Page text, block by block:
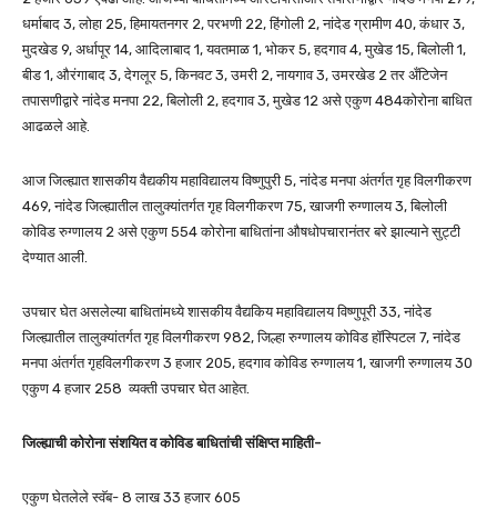
धर्माबाद 3, लोहा 25, हिमायतनगर 2, परभणी 22, हिंगोली 2, नांदेड ग्रामीण 40, कंधार 3,
मुदखेड 9, अर्धापूर 14, आदिलाबाद 1, यवतमाळ 1, भोकर 5, हदगाव 4, मुखेड 15, बिलोली 1,
बीड 1, औरंगाबाद 3, देगलूर 5, किनवट 3, उमरी 2, नायगाव 3, उमरखेड 2 तर अँटिजेन
तपासणीद्वारे नांदेड मनपा 22, बिलोली 2, हदगाव 3, मुखेड 12 असे एकुण 484कोरोना बाधित
आढळले आहे.
आज जिल्ह्यात शासकीय वैद्यकीय महाविद्यालय विष्णुपुरी 5, नांदेड मनपा अंतर्गत गृह विलगीकरण
469, नांदेड जिल्ह्यातील तालुक्यांतर्गत गृह विलगीकरण 75, खाजगी रुग्णालय 3, बिलोली
कोविड रुग्णालय 2 असे एकुण 554 कोरोना बाधितांना औषधोपचारानंतर बरे झाल्याने सुट्टी
देण्यात आली.
उपचार घेत असलेल्या बाधितांमध्ये शासकीय वैद्यकिय महाविद्यालय विष्णुपूरी 33, नांदेड
जिल्ह्यातील तालुक्यांतर्गत गृह विलगीकरण 982, जिल्हा रुग्णालय कोविड हॉस्पिटल 7, नांदेड
मनपा अंतर्गत गृहविलगीकरण 3 हजार 205, हदगाव कोविड रुग्णालय 1, खाजगी रुग्णालय 30
एकुण 4 हजार 258 व्यक्ती उपचार घेत आहेत.
जिल्ह्याची कोरोना संशयित व कोविड बाधितांची संक्षिप्त माहिती-
एकुण घेतलेले स्वॅब- 8 लाख 33 हजार 605